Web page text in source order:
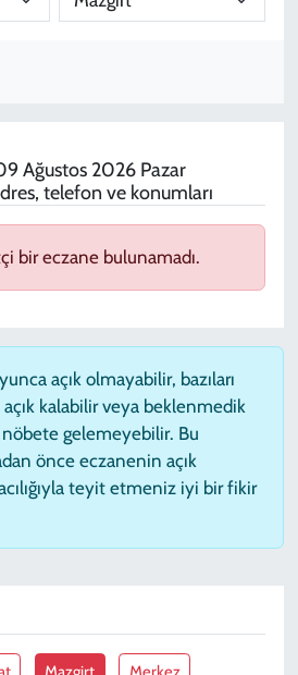
Ağustos 2026 Pazar
telefon ve konumları
bir eczane bulunamadı.
açık olmayabilir, bazıları
kalabilir veya beklenmedik
gelemeyebilir. Bu
önce eczanenin açık
teyit etmeniz iyi bir fikir